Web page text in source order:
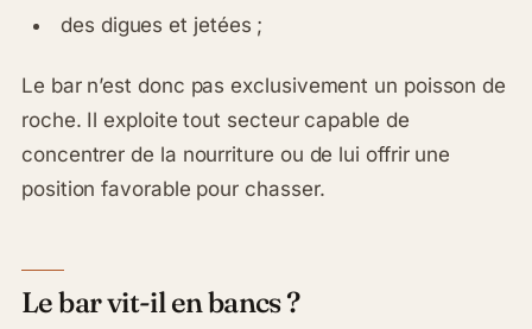
des digues et jetées ;
Le bar n’est donc pas exclusivement un poisson de
roche. Il exploite tout secteur capable de
concentrer de la nourriture ou de lui offrir une
position favorable pour chasser.
Le bar vit-il en bancs ?